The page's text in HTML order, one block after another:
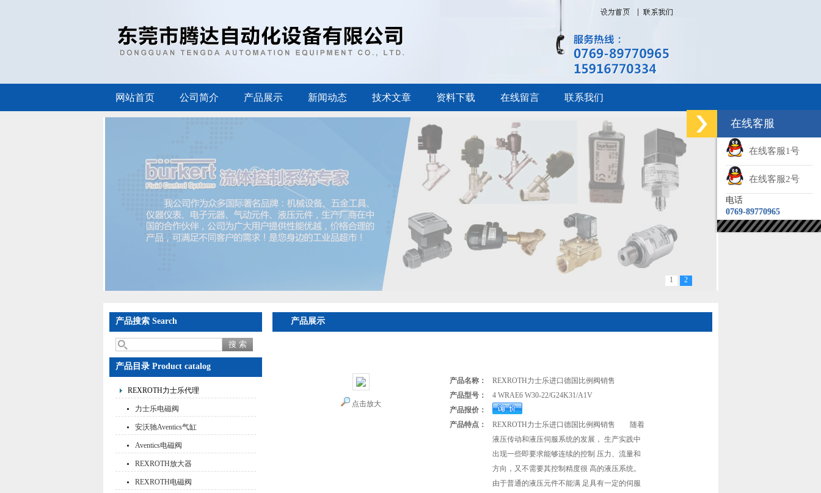
网站首页 公司简介 产品展示 新闻动态 技术文章 资料下载 在线留言 联系我们
1 2
产品搜索 Search
产品目录 Product catalog
REXROTH力士乐代理
力士乐电磁阀
安沃驰Aventics气缸
Aventics电磁阀
REXROTH放大器
REXROTH电磁阀
产品展示
点击放大
产品名称：
REXROTH力士乐进口德国比例阀销售
产品型号：
4 WRAE6 W30-22/G24K31/A1V
产品报价：
产品特点：
REXROTH力士乐进口德国比例阀销售 随着
液压传动和液压伺服系统的发展， 生产实践中
出现一些即要求能够连续的控制 压力、流量和
方向，又不需要其控制精度很 高的液压系统。
由于普通的液压元件不能满 足具有一定的伺服
在线客服
在线客服1号
在线客服2号
电话
0769-89770965